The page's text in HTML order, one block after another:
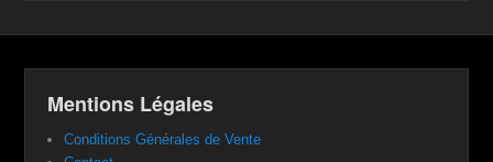
Mentions Légales
Conditions Générales de Vente